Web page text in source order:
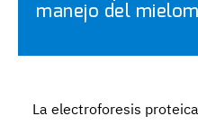
manejo del
La electroforesis